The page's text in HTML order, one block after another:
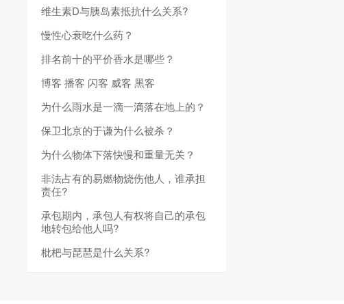
维生素D与胰岛素抵抗什么关系?
慢性心衰吃什么药？
排名前十的平价香水是哪些？
博客 播客 闪客 威客 黑客
为什么雨水是一滴一滴落在地上的？
保卫北京的于谦为什么被杀？
为什么物体下落快慢和重量无关？
非法占有的易燃物烧伤他人，谁承担
责任?
承包期内，承包人有权将自己的承包
地转包给他人吗?
枇杷与琵琶是什么关系?